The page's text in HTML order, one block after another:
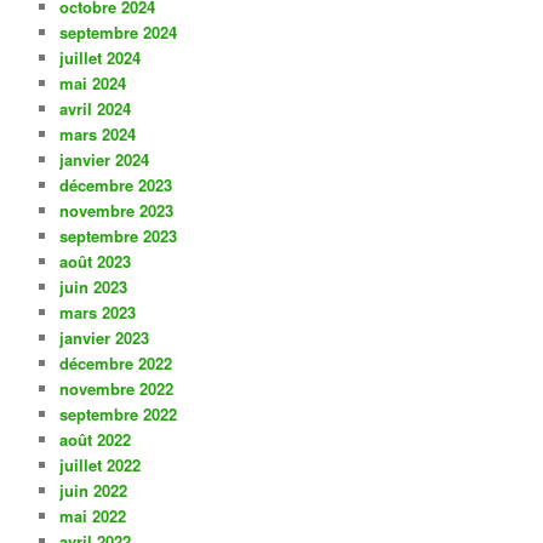
octobre 2024
septembre 2024
juillet 2024
mai 2024
avril 2024
mars 2024
janvier 2024
décembre 2023
novembre 2023
septembre 2023
août 2023
juin 2023
mars 2023
janvier 2023
décembre 2022
novembre 2022
septembre 2022
août 2022
juillet 2022
juin 2022
mai 2022